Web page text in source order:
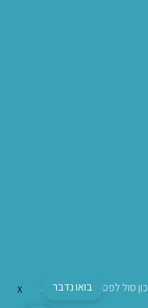
בואו נדבר X